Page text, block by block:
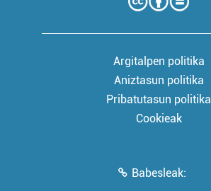
Argitalpen politika
Aniztasun politika
Pribatutasun politika
Cookieak
Babesleak: